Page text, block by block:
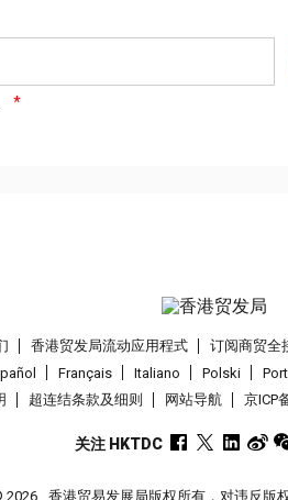
香港贸发局流动应用程式 订阅商贸全
Français Italiano Polski
超连结条款及细则 网站导航 京ICP
关注 HKTDC
2026 香港贸易发展局版权所有，对违反版